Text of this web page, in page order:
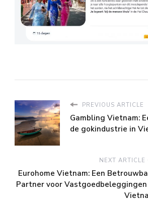
PREVIOUS ARTICLE
Gambling Vietnam:
de gokindustrie in
NEXT ARTICLE
Eurohome Vietnam: Een
Partner voor Vastgoedbeleggingen